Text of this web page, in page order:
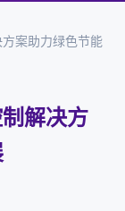
案助力绿色节能
解决方